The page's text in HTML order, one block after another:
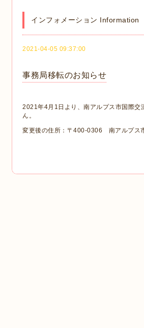
インフォメーション Information
2021-04-05 09:37:00
事務局移転のお知らせ
2021年4月1日より、南アルプス市国際交
ん。
変更後の住所：〒400-0306 南アルプス